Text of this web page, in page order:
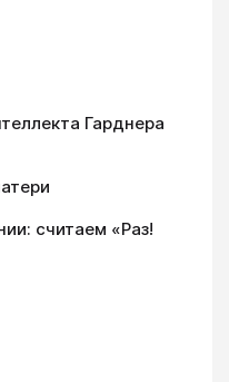
Гарднера
считаем «Раз!